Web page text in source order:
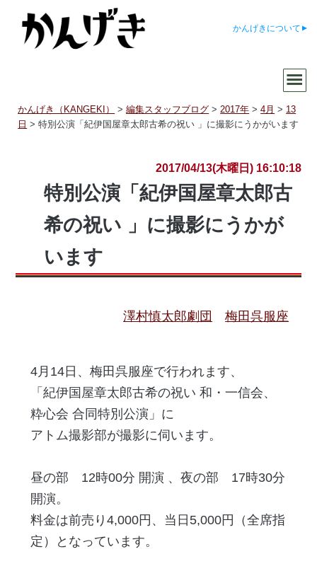
かんげきについて
かんげき（KANGEKI） >編集スタッフブログ >2017年 >4月 > 13
日 >特別公演「紀伊国屋章太郎古希の祝い 」に撮影にうかがいます
2017/04/13(木曜日) 16:10:18
特別公演「紀伊国屋章太郎古
希の祝い 」に撮影にうかが
います
澤村慎太郎劇団 梅田呉服座
4月14日、梅田呉服座で行われます、
「紀伊国屋章太郎古希の祝い 和・一信会、
粋心会 合同特別公演」に
アトム撮影部が撮影に伺います。
昼の部 12時00分 開演 、夜の部 17時30分
開演。
料金は前売り4,000円、当日5,000円（全席指
定）となっています。